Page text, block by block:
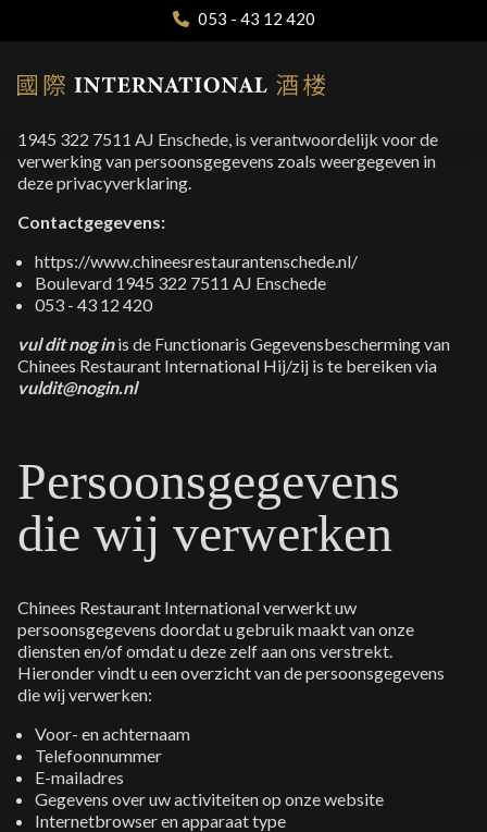
Chinees Restaurant
Bestellen & Afhalen
Contact & Openingstijden
053 - 43 12 420
privacyverklaring
Privacyverklaring
1945 322 7511 AJ Enschede, is verantwoordelijk voor de
verwerking van persoonsgegevens zoals weergegeven in
deze privacyverklaring.
Contactgegevens:
https://www.chineesrestaurantenschede.nl/
Boulevard 1945 322 7511 AJ Enschede
053 - 43 12 420
vul dit nog inis de Functionaris Gegevensbescherming van
Chinees Restaurant International Hij/zij is te bereiken via
vuldit@nogin.nl
Persoonsgegevens
die wij verwerken
Chinees Restaurant International verwerkt uw
persoonsgegevens doordat u gebruik maakt van onze
diensten en/of omdat u deze zelf aan ons verstrekt.
Hieronder vindt u een overzicht van de persoonsgegevens
die wij verwerken:
Voor- en achternaam
Telefoonnummer
E-mailadres
Gegevens over uw activiteiten op onze website
Internetbrowser en apparaat type